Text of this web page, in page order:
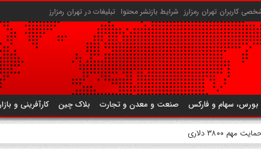
کاربران تهران رمزارز شرایط بازنشر محتوا تبلیغات در تهران رمزارز
بورس، سهام و فارکس صنعت و معدن و تجارت بلاک چین کارآفرینی و
۳۸۰۰ دلاری